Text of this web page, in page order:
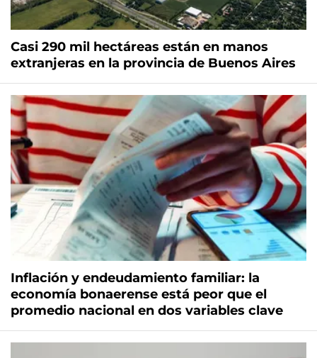
Casi 290 mil hectáreas están en manos
extranjeras en la provincia de Buenos Aires
Inflación y endeudamiento familiar: la
economía bonaerense está peor que el
promedio nacional en dos variables clave